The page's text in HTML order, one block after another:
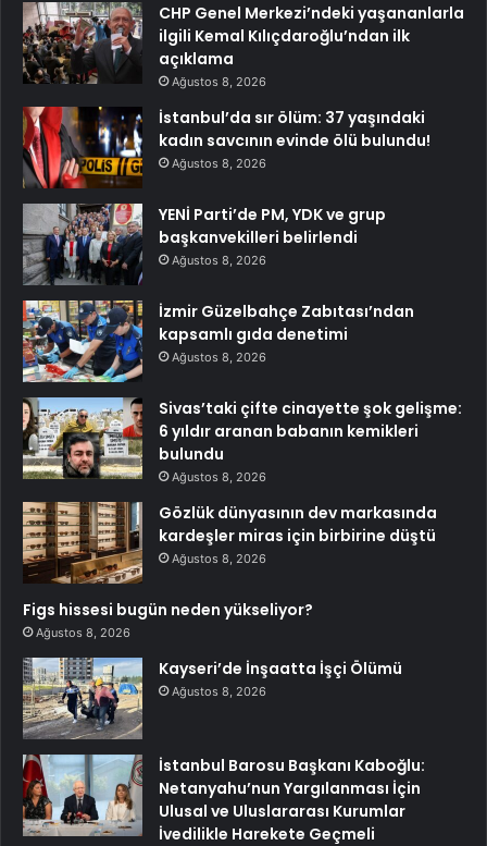
CHP Genel Merkezi’ndeki yaşananlarla
ilgili Kemal Kılıçdaroğlu’ndan ilk
açıklama
Ağustos 8, 2026
İstanbul’da sır ölüm: 37 yaşındaki
kadın savcının evinde ölü bulundu!
Ağustos 8, 2026
YENİ Parti’de PM, YDK ve grup
başkanvekilleri belirlendi
Ağustos 8, 2026
İzmir Güzelbahçe Zabıtası’ndan
kapsamlı gıda denetimi
Ağustos 8, 2026
Sivas’taki çifte cinayette şok gelişme:
6 yıldır aranan babanın kemikleri
bulundu
Ağustos 8, 2026
Gözlük dünyasının dev markasında
kardeşler miras için birbirine düştü
Ağustos 8, 2026
Figs hissesi bugün neden yükseliyor?
Ağustos 8, 2026
Kayseri’de İnşaatta İşçi Ölümü
Ağustos 8, 2026
İstanbul Barosu Başkanı Kaboğlu:
Netanyahu’nun Yargılanması İçin
Ulusal ve Uluslararası Kurumlar
İvedilikle Harekete Geçmeli